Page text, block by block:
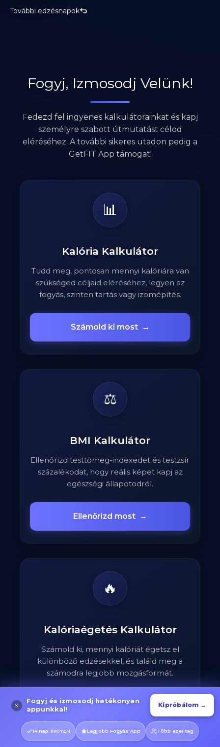
További edzésnapok
Fogyj, Izmosodj Velünk!
Fedezd fel ingyenes kalkulátorainkat és kapj
személyre szabott útmutatást célod
eléréséhez. A további sikeres utadon pedig a
GetFIT App támogat!
📊
Kalória Kalkulátor
Tudd meg, pontosan mennyi kalóriára van
szükséged céljaid eléréséhez, legyen az
fogyás, szinten tartás vagy izomépítés.
Számold ki most →
⚖️
BMI Kalkulátor
Ellenőrizd testtömeg-indexedet és testzsír
százalékodat, hogy reális képet kapj az
egészségi állapotodról.
Ellenőrizd most →
🔥
Kalóriaégetés Kalkulátor
Számold ki, mennyi kalóriát égetsz el
különböző edzésekkel, és találd meg a
számodra legjobb mozgásformát.
Fedezd fel most
Fogyj és izmosodj hatékonyan
appunkkal!
Kipróbálom →
14 nap INGYEN Legjobb Fogyás App Több ezer tag